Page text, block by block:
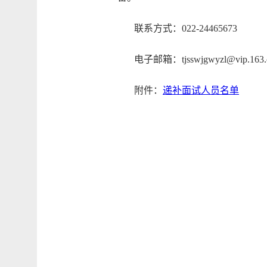
联系方式：022-24465673
电子邮箱：
附件： 递补面试人员名单